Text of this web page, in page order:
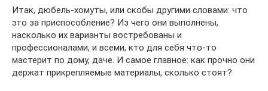
Итак, дюбель-хомуты, или скобы другими словами: что
это за приспособление? Из чего они выполнены,
насколько их варианты востребованы и
профессионалами, и всеми, кто для себя что-то
мастерит по дому, даче. И самое главное: как прочно они
держат прикрепляемые материалы, сколько стоят?